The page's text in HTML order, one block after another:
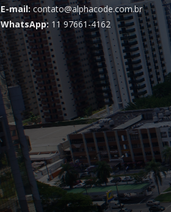
E-mail: contato@alphacode.com.br
WhatsApp: 11 97661-4162